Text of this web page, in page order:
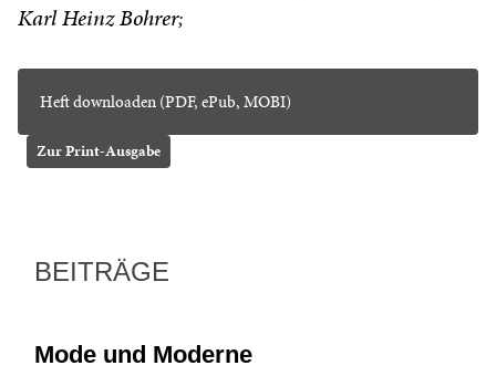
Karl Heinz Bohrer
Heft downloaden (PDF, ePub, MOBI)
Zur Print-Ausgabe
BEITRÄGE
Mode und Moderne